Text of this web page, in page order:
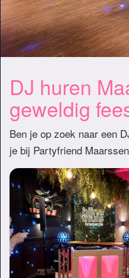
DJ huren
geweldig
Ben je op zoek naar een
je bij Partyfriend